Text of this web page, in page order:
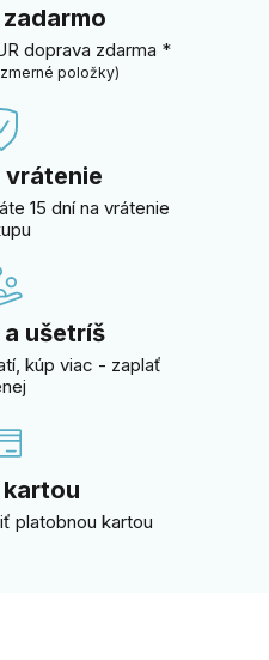
doprava zdarma *
položky)
vrátenie
15 dní na vrátenie
ušetríš
kúp viac - zaplať
platobnou kartou